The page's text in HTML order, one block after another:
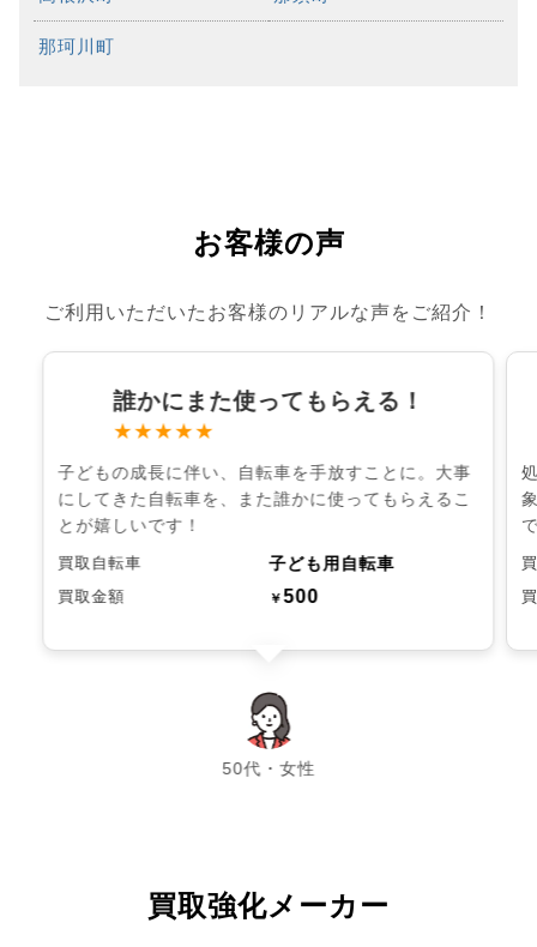
那珂川町
お客様の声
ご利用いただいたお客様のリアルな声をご紹介！
誰かにまた使ってもらえる！
★★★★★
子どもの成長に伴い、自転車を手放すことに。大事
にしてきた自転車を、また誰かに使ってもらえるこ
とが嬉しいです！
買取自転車 子ども用自転車
買取金額 ￥500
50代・女性
chevron_left chevron_right
買取強化メーカー